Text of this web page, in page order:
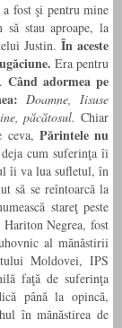
fost şi pentru mine
să stau aproape, la
Justin. În aceste
Era pentru
Când adormea pe
Doamne, Iisuse
păcătosul. Chiar
ceva, Părintele nu
deja cum suferinţa îi
îi va lua sufletul, în
să se reîntoarcă la
stareţ peste
Negrea, fost
al mănăstirii
Moldovei, IPS
faţă de suferinţa
până la opincă,
în mănăstirea de